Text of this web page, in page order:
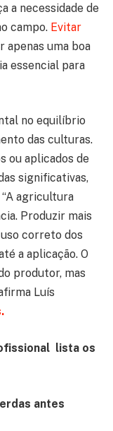
a necessidade de
campo. Evitar
apenas uma boa
essencial para
no equilíbrio
das culturas.
ou aplicados de
significativas,
agricultura
Produzir mais
correto dos
a aplicação. O
produtor, mas
Luís
lista os
antes